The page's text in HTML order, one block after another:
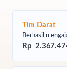
berfirman:
Tim Darat
Berhasil
Rp